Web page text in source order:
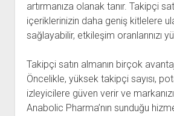
artırmanıza olanak tanır. Takipçi
içeriklerinizin daha geniş kitlelere
sağlayabilir, etkileşim oranlarınızı
Takipçi satın almanın birçok
Öncelikle, yüksek takipçi sayısı,
izleyicilere güven verir ve
Anabolic Pharma’nın sunduğu